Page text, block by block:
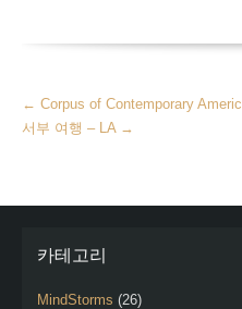
More
Articles
← Corpus of Contemporary
서부 여행 – LA →
카테고리
MindStorms (26)